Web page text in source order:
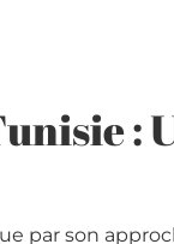
:
par son